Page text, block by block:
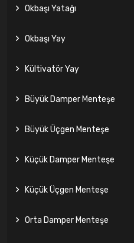
Okbaşı Yatağı
Okbaşı Yay
Kültivatör Yay
Büyük Damper Menteşe
Büyük Üçgen Menteşe
Küçük Damper Menteşe
Küçük Üçgen Menteşe
Orta Damper Menteşe